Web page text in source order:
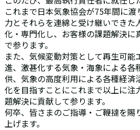
これまで日本気象協会が75年間に
力とそれらを連綿と受け継いできた
化・専門化し、お客様の課題解決に
で参ります。
また、気候変動対策として再生可能
進、激甚化する気象・海象による各
供、気象の高度利用による各種経済
化を目指すことにこれまで以上に注
題解決に貢献して参ります。
何卒、皆さまのご指導・ご鞭撻を賜
上げます。